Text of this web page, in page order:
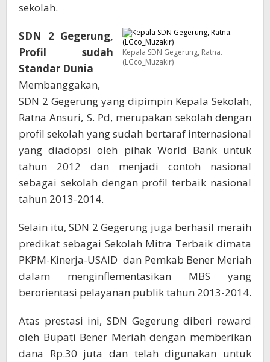
sekolah.
Kepala SDN Gegerung, Ratna.
(LGco_Muzakir)
SDN 2 Gegerung,
Profil sudah
Standar Dunia
Membanggakan,
SDN 2 Gegerung yang dipimpin Kepala Sekolah,
Ratna Ansuri, S. Pd, merupakan sekolah dengan
profil sekolah yang sudah bertaraf internasional
yang diadopsi oleh pihak World Bank untuk
tahun 2012 dan menjadi contoh nasional
sebagai sekolah dengan profil terbaik nasional
tahun 2013-2014.
Selain itu, SDN 2 Gegerung juga berhasil meraih
predikat sebagai Sekolah Mitra Terbaik dimata
PKPM-Kinerja-USAID dan Pemkab Bener Meriah
dalam menginflementasikan MBS yang
berorientasi pelayanan publik tahun 2013-2014.
Atas prestasi ini, SDN Gegerung diberi reward
oleh Bupati Bener Meriah dengan memberikan
dana Rp.30 juta dan telah digunakan untuk